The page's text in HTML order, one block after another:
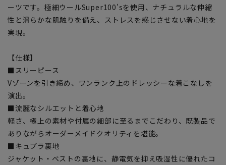
ーツです。極細ウールSuper100’sを使用、ナチュラルな伸縮
性と滑らかな肌触りを備え、ストレスを感じさせない着心地を
実現。
【仕様】
■スリーピース
Vゾーンを引き締め、ワンランク上のドレッシーな着こなしを
演出。
■流麗なシルエットと着心地
軽さ、極上の素材や付属の細部に至るまでこだわり、既製品で
ありながらオーダーメイドクオリティを堪能。
■キュプラ裏地
ジャケット・ベストの裏地に、静電気を抑え吸湿性に優れたコ